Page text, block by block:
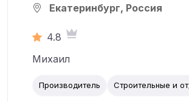
Екатеринбург, Россия
4.8
Михаил
Производитель Строительные и